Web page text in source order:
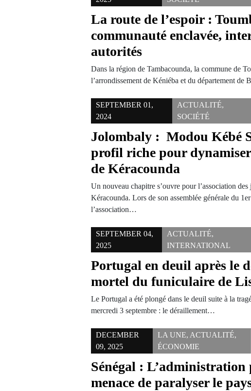
La route de l’espoir :
communauté enclavée,
autorités
Dans la région de Tambacounda, la commune de
l’arrondissement de Kéniéba et du département de
SEPTEMBER 01,
2024
ACTUALITÉ,
SOCIÉTÉ
Jolombaly : Modou Kébé
profil riche pour dynamiser
de Kéracounda
Un nouveau chapitre s’ouvre pour l’association des
Kéracounda. Lors de son assemblée générale du
l’association…
SEPTEMBER 04,
2025
ACTUALITÉ,
INTERNATIONAL
Portugal en deuil après le
mortel du funiculaire de
Le Portugal a été plongé dans le deuil suite à la
mercredi 3 septembre : le déraillement…
DECEMBER
09, 2025
LA UNE, ACTUALITÉ,
ÉCONOMIE
Sénégal :
menace de paralyser le